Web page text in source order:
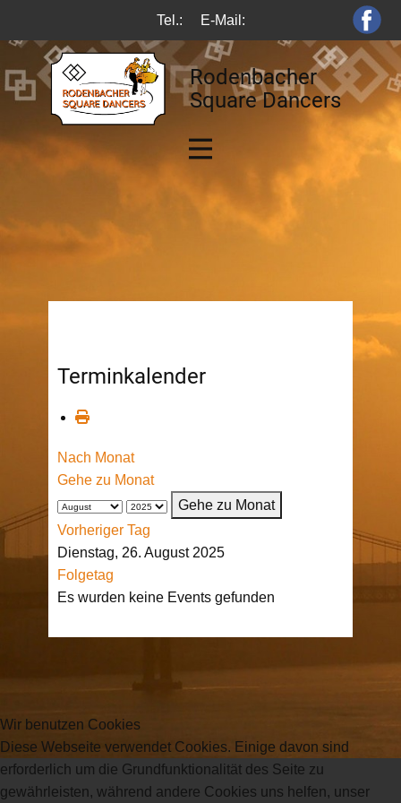
Tel.: E-Mail:
Rodenbacher
Square Dancers
Terminkalender
Nach Monat
Gehe zu Monat
Gehe zu Monat
Vorheriger Tag
Dienstag, 26. August 2025
Folgetag
Es wurden keine Events gefunden
Wir benutzen Cookies
Diese Webseite verwendet Cookies. Einige davon sind
erforderlich um die Grundfunktionalität des Seite zu
gewährleisten, während andere Cookies uns helfen, unser